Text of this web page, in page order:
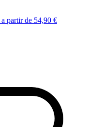
a partir de 54,90 €